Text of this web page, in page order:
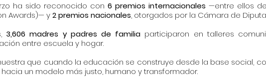
ha sido reconocido con 6 premios internacionales —entre ellos del
Awards)— y2 premios nacionales, otorgados por la Cámara de
3,606 madres y padres de familia participaron en talleres
entre escuela y hogar.
que cuando la educación se construye desde la base social,
un modelo más justo, humano y transformador.